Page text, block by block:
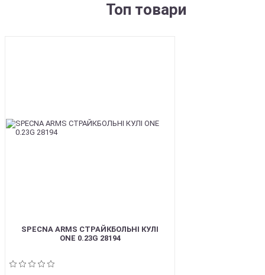
Топ товари
SPECNA ARMS СТРАЙКБОЛЬНІ КУЛІ
ONE 0.23G 28194